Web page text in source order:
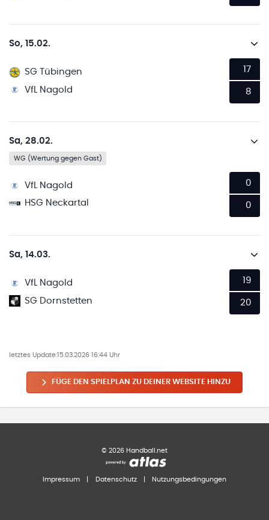
So, 15.02.
SG Tübingen
VfL Nagold
17
8
Sa, 28.02.
WG (Wertung gegen Gast)
VfL Nagold
HSG Neckartal
0
0
Sa, 14.03.
VfL Nagold
SG Dornstetten
19
20
letztes Update: 15.03.2026 16:44 Uhr
FÜGE DEN SPIELPLAN ZU DEINER WEBSITE HINZU
© 2026 Handball.net
Impressum Datenschutz Nutzungsbedingungen